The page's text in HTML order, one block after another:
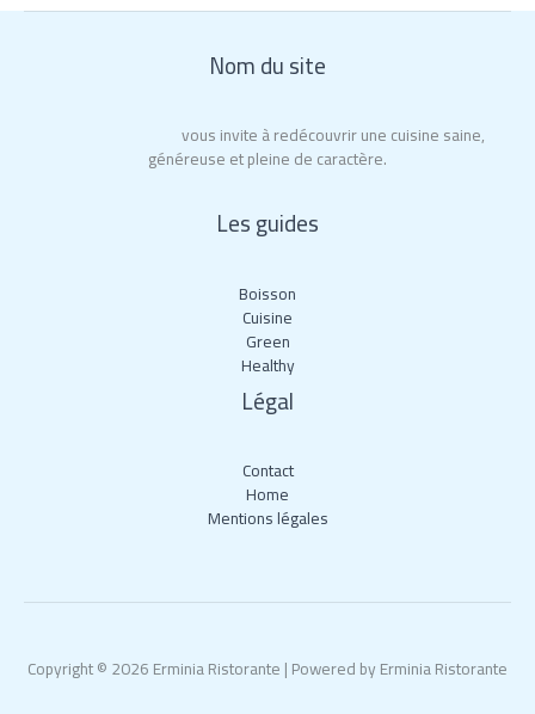
Nom du site
vous invite à redécouvrir une cuisine saine,
généreuse et pleine de caractère.
Les guides
Boisson
Cuisine
Green
Healthy
Légal
Contact
Home
Mentions légales
Copyright © 2026 Erminia Ristorante | Powered by Erminia Ristorante